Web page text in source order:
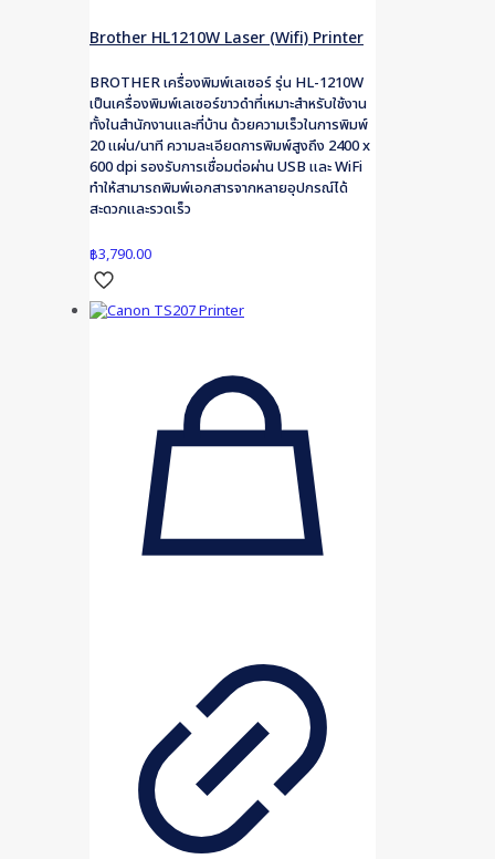
Brother HL1210W Laser (Wifi) Printer
BROTHER เครื่องพิมพ์เลเซอร์ รุ่น HL-1210W
เป็นเครื่องพิมพ์เลเซอร์ขาวดำที่เหมาะสำหรับใช้งาน
ทั้งในสำนักงานและที่บ้าน ด้วยความเร็วในการพิมพ์
20 แผ่น/นาที ความละเอียดการพิมพ์สูงถึง 2400 x
600 dpi รองรับการเชื่อมต่อผ่าน USB และ WiFi
ทำให้สามารถพิมพ์เอกสารจากหลายอุปกรณ์ได้
สะดวกและรวดเร็ว
฿3,790.00